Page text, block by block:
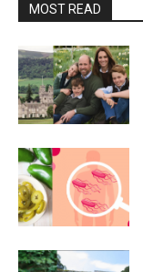
MOST READ